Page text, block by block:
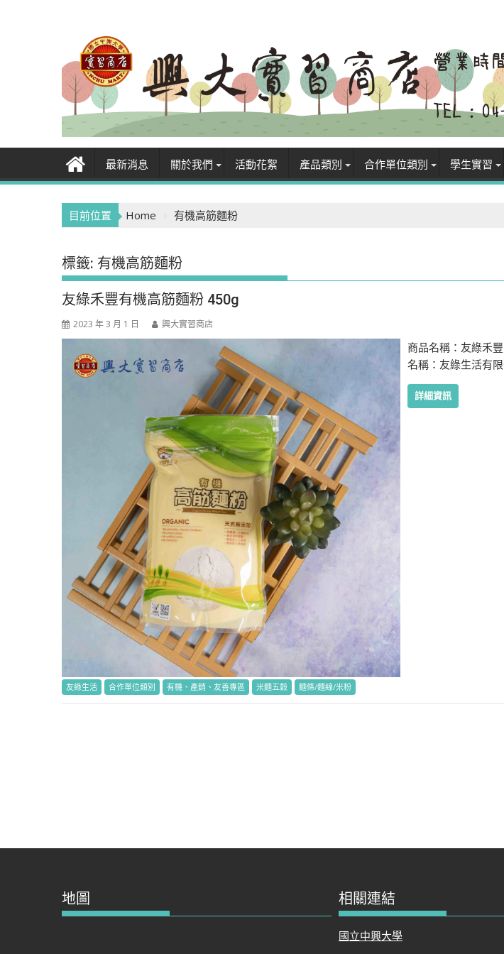
最新消息 關於我們 活動花絮 產品類別 合作單位類別 學生實習
目前位置 Home 有機高筋麵粉
標籤: 有機高筋麵粉
友綠禾豐有機高筋麵粉 450g
2023 年 3 月 1 日 興大實習商店
商品名稱：友綠禾
名稱：友綠生活有
詳細資訊
友綠生活 合作單位類別 有機、產銷、友善專區 米麵五穀 麵條/麵線/米粉
地圖 相關連結
國立中興大學